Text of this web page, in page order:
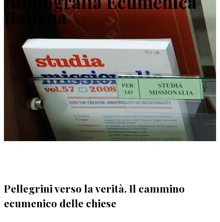
Italiana
Pellegrini verso la verità. Il cammino
ecumenico delle chiese